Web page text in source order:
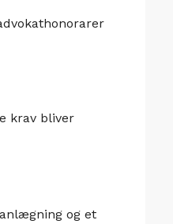
krav bliver
og et